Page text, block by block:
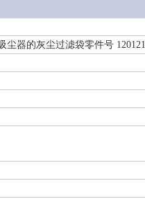
尘器的灰尘过滤袋零件号 120121